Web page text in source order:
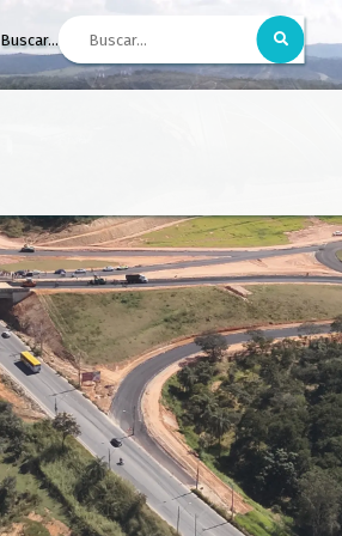
Buscar...